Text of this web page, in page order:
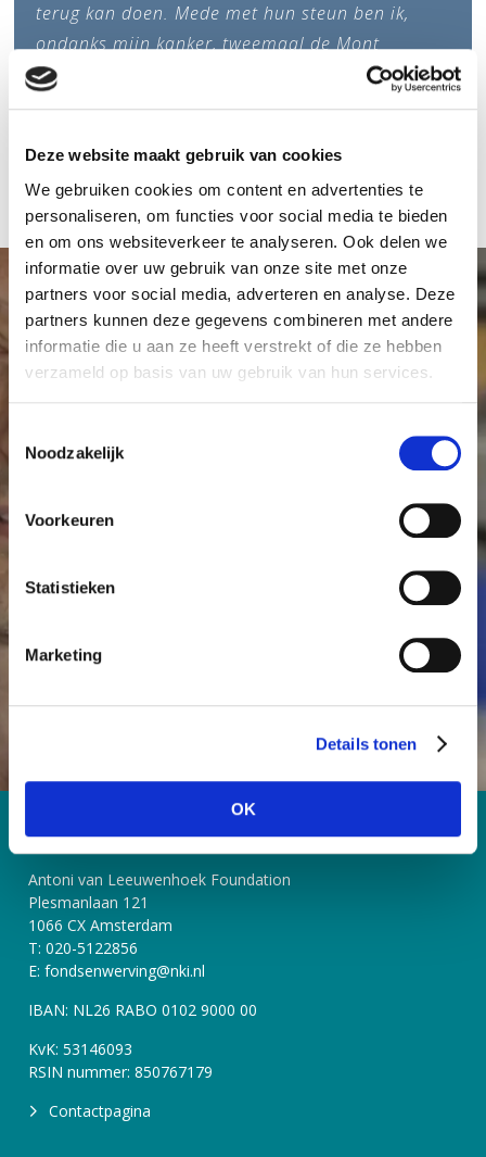
Deze website maakt gebruik van cookies
We gebruiken cookies om content en advertenties te
personaliseren, om functies voor social media te bieden
en om ons websiteverkeer te analyseren. Ook delen we
informatie over uw gebruik van onze site met onze
partners voor social media, adverteren en analyse. Deze
partners kunnen deze gegevens combineren met andere
informatie die u aan ze heeft verstrekt of die ze hebben
verzameld op basis van uw gebruik van hun services.
o
s
e
i
l
c
Noodzakelijk
Voorkeuren
Statistieken
Marketing
Details tonen
OK
terug kan doen. Mede met hun steun ben ik,
ondanks mijn kanker, tweemaal de Mont
Ventoux opgefietst.”
Maak meer onderzoek
Elke donatie, klein of groot, is welkom en draagt
Leeuwenhoek. Met uw hulp kunnen we meer
kanker geen dodelijke ziekte meer hoeft te zijn.
Word Vriend
Contact
Antoni van Leeuwenhoek Foundation
Plesmanlaan 121
1066 CX Amsterdam
T: 020-5122856
E: fondsenwerving@nki.nl
IBAN: NL26 RABO 0102 9000 00
KvK: 53146093
RSIN nummer: 850767179
Contactpagina